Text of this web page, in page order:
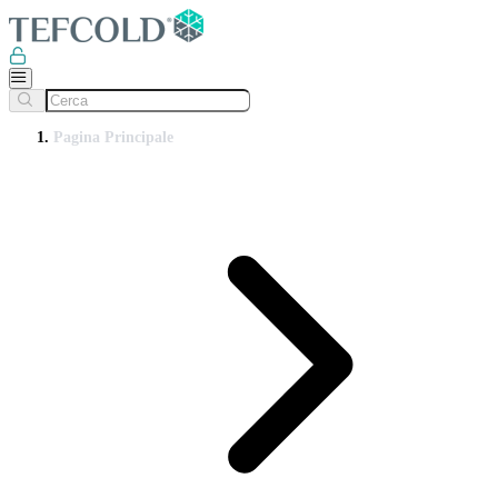
Pagina Principale